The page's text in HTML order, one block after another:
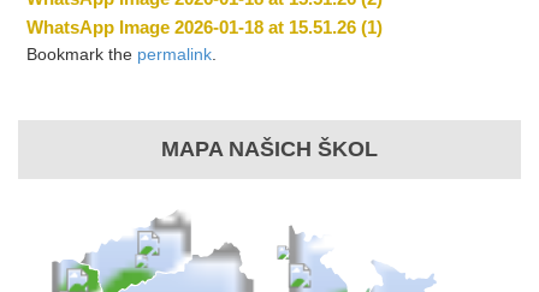
WhatsApp Image 2026-01-18 at 15.51.26 (1)
Bookmark the permalink
MAPA NAŠICH ŠKOL